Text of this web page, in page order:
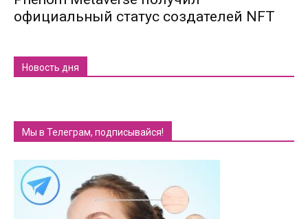
официальный статус создателей NFT
Новость дня
Мы в Телеграм, подписывайся!